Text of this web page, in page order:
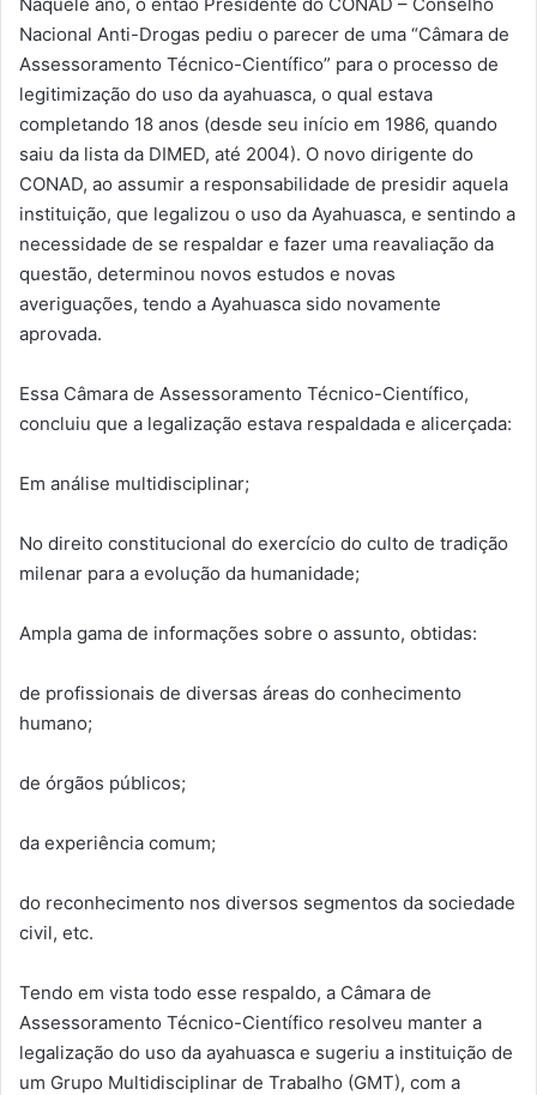
Nacional Anti-Drogas pediu o parecer de uma “Câmara de
Assessoramento Técnico-Científico” para o processo de
legitimização do uso da ayahuasca, o qual estava
completando 18 anos (desde seu início em 1986, quando
saiu da lista da DIMED, até 2004). O novo dirigente do
CONAD, ao assumir a responsabilidade de presidir aquela
instituição, que legalizou o uso da Ayahuasca, e sentindo a
necessidade de se respaldar e fazer uma reavaliação da
questão, determinou novos estudos e novas
averiguações, tendo a Ayahuasca sido novamente
aprovada.
Essa Câmara de Assessoramento Técnico-Científico,
concluiu que a legalização estava respaldada e alicerçada:
Em análise multidisciplinar;
No direito constitucional do exercício do culto de tradição
milenar para a evolução da humanidade;
Ampla gama de informações sobre o assunto, obtidas:
de profissionais de diversas áreas do conhecimento
humano;
de órgãos públicos;
da experiência comum;
do reconhecimento nos diversos segmentos da sociedade
civil, etc.
Tendo em vista todo esse respaldo, a Câmara de
Assessoramento Técnico-Científico resolveu manter a
legalização do uso da ayahuasca e sugeriu a instituição de
um Grupo Multidisciplinar de Trabalho (GMT), com a